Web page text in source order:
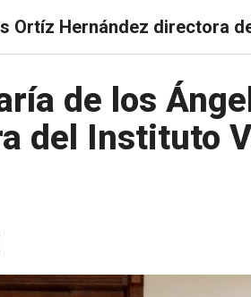
DEPORTES ARTES
Ortíz Hernández directora
de los
del Instituto